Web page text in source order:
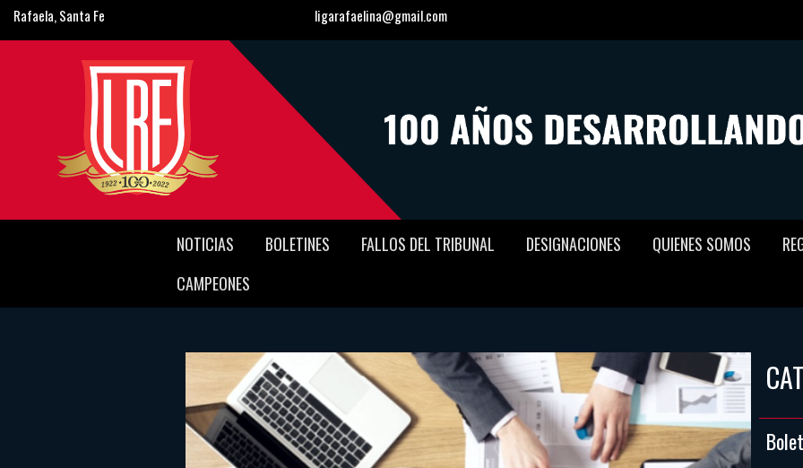
Rafaela, Santa Fe ligarafaelina@gmail.com
NOTICIAS BOLETINES FALLOS DEL TRIBUNAL DESIGNACIONES QUIENES SOMOS
CAMPEONES